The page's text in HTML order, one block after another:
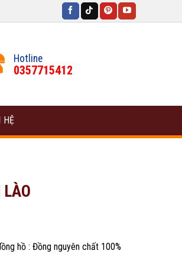
Hotline
0357715412
HỆ
LÀO
hồ : Đồng nguyên chất 100%